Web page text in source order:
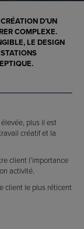
D’UN
COMPLEXE.
LE DESIGN
plus il est
créatif et la
client l’importance
activité.
client le plus réticent